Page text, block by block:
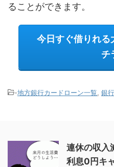
ることができます。
今日すぐ借りれる
チ
-地方銀行カードローン一覧 銀
連休の収入
利息0円キ